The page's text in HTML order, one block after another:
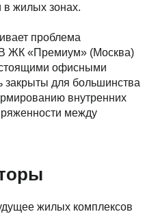
в жилых зонах.
проблема
В ЖК «Премиум» (Москва)
офисными
закрыты для большинства
внутренних
между
жилых комплексов